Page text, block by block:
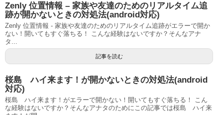
Zenly 位置情報 – 家族や友達のためのリアルタイム追
跡が開かないときの対処法(android対応)
Zenly 位置情報 - 家族や友達のためのリアルタイム追跡がエラーで開か
ない！開いてもすぐ落ちる！ こんな経験はないですか？そんなアナ
タ...
記事を読む
桜島 ハイ来ます！が開かないときの対処法(android
対応)
桜島 ハイ来ます！がエラーで開かない！開いてもすぐ落ちる！ こん
な経験はないですか？そんなアナタのためにこの記事では桜島 ハイ来